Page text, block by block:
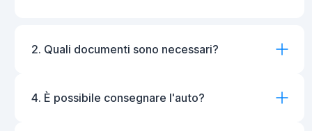
2. Quali documenti sono necessari?
4. È possibile consegnare l'auto?